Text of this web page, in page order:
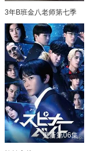
3年B班金八老师第七季
更新第06集